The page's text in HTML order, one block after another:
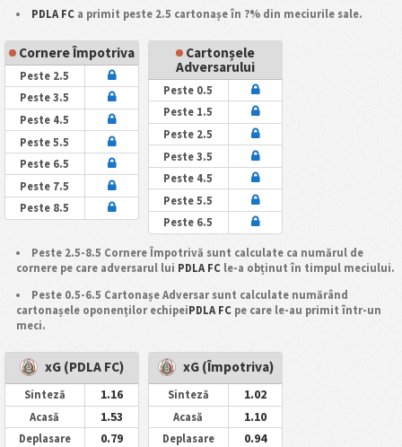
PDLA FC a primit peste 2.5 cartonașe în ?% din meciurile sale.
Cornere Împotriva
Peste 2.5
Peste 3.5
Peste 4.5
Peste 5.5
Peste 6.5
Peste 7.5
Peste 8.5
Cartonșele
Adversarului
Peste 0.5
Peste 1.5
Peste 2.5
Peste 3.5
Peste 4.5
Peste 5.5
Peste 6.5
Peste 2.5-8.5 Cornere Împotrivă sunt calculate ca numărul de
cornere pe care adversarul lui PDLA FCle-a obținut în timpul meciului.
Peste 0.5-6.5 Cartonașe Adversar sunt calculate numărând
cartonașele oponenților echipeiPDLA FCpe care le-au primit într-un
meci.
xG (PDLA FC)
Sinteză 1.16
Acasă 1.53
Deplasare 0.79
xG (Împotriva)
Sinteză 1.02
Acasă 1.10
Deplasare 0.94